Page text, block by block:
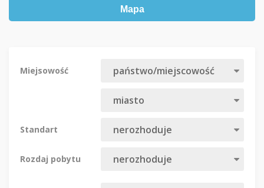
Mapa
Miejsowość
Standart
Rozdaj pobytu